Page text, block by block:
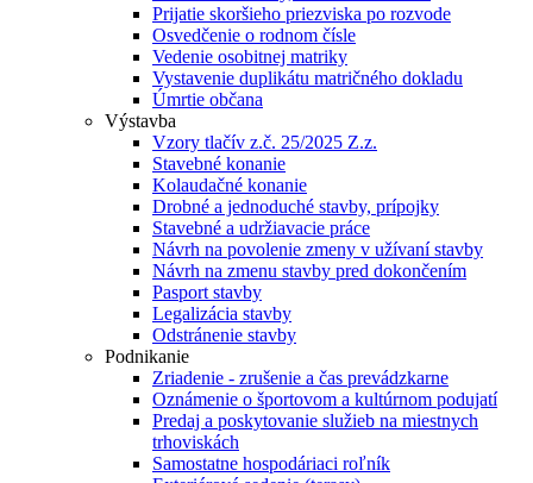
Prijatie skoršieho priezviska po rozvode
Osvedčenie o rodnom čísle
Vedenie osobitnej matriky
Vystavenie duplikátu matričného dokladu
Úmrtie občana
Výstavba
Vzory tlačív z.č. 25/2025 Z.z.
Stavebné konanie
Kolaudačné konanie
Drobné a jednoduché stavby, prípojky
Stavebné a udržiavacie práce
Návrh na povolenie zmeny v užívaní stavby
Návrh na zmenu stavby pred dokončením
Pasport stavby
Legalizácia stavby
Odstránenie stavby
Podnikanie
Zriadenie - zrušenie a čas prevádzkarne
Oznámenie o športovom a kultúrnom podujatí
Predaj a poskytovanie služieb na miestnych
trhoviskách
Samostatne hospodáriaci roľník